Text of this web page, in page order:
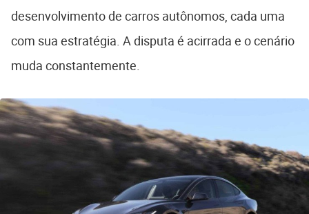
desenvolvimento de carros autônomos, cada uma
com sua estratégia. A disputa é acirrada e o cenário
muda constantemente.